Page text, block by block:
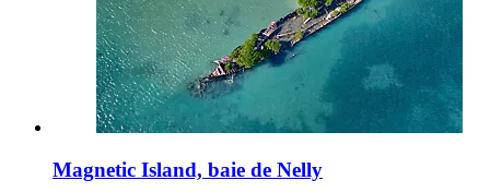
Magnetic Island, baie de Nelly